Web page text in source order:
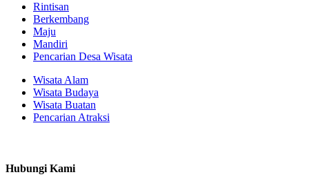
Rintisan
Berkembang
Maju
Mandiri
Pencarian Desa Wisata
Wisata Alam
Wisata Budaya
Wisata Buatan
Pencarian Atraksi
Hubungi Kami